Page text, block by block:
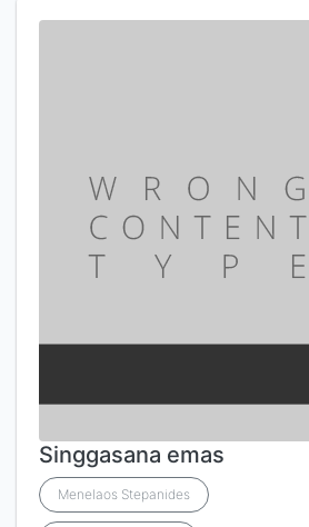
Singgasana emas
Menelaos Stepanides